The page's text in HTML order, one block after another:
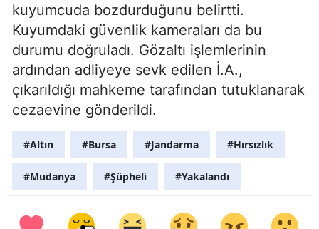
kuyumcuda bozdurduğunu belirtti.
Kuyumdaki güvenlik kameraları da bu
durumu doğruladı. Gözaltı işlemlerinin
ardından adliyeye sevk edilen İ.A.,
çıkarıldığı mahkeme tarafından tutuklanarak
cezaevine gönderildi.
#Altın #Bursa #Jandarma #Hırsızlık
#Mudanya #Şüpheli #Yakalandı